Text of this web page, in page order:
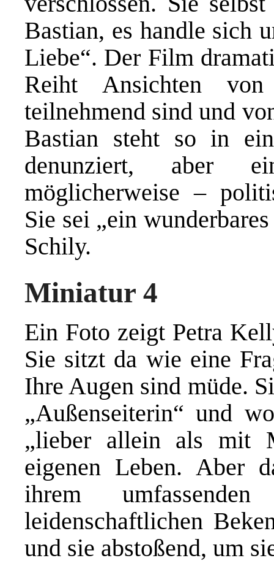
Bastian, es handle sich
Liebe“. Der Film
Reiht Ansichten von
teilnehmend sind und
Bastian steht so in
denunziert, aber
möglicherweise –
Sie sei „ein
Schily.
Miniatur 4
Ein Foto zeigt Petra
Sie sitzt da wie eine
Ihre Augen sind müde.
„Außenseiterin“ und
„lieber allein als mit
eigenen Leben. Aber
ihrem
leidenschaftlichen
und sie abstoßend, um